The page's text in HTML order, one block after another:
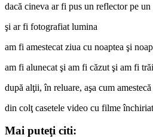
dacă cineva ar fi pus un reflector pe un
şi ar fi fotografiat lumina
am fi amestecat ziua cu noaptea şi
am fi alunecat şi am fi căzut şi am fi
după alţii, în reluare, aşa cum
din colţ casetele video cu filme
Mai puteţi citi: